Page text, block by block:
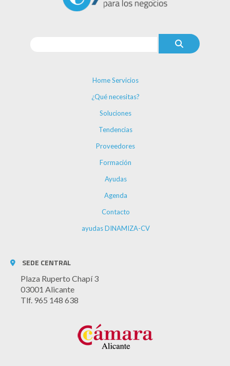
Home Servicios
¿Qué necesitas?
Soluciones
Tendencias
Proveedores
Formación
Ayudas
Agenda
Contacto
ayudas DINAMIZA-CV
SEDE CENTRAL
Plaza Ruperto Chapí 3
03001 Alicante
Tlf. 965 148 638